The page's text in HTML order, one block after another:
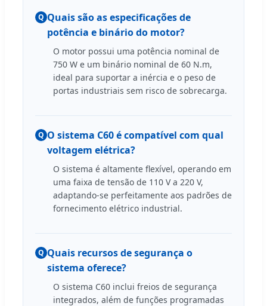
Q Quais são as especificações de
potência e binário do motor?
O motor possui uma potência nominal de
750 W e um binário nominal de 60 N.m,
ideal para suportar a inércia e o peso de
portas industriais sem risco de sobrecarga.
Q O sistema C60 é compatível com qual
voltagem elétrica?
O sistema é altamente flexível, operando em
uma faixa de tensão de 110 V a 220 V,
adaptando-se perfeitamente aos padrões de
fornecimento elétrico industrial.
Q Quais recursos de segurança o
sistema oferece?
O sistema C60 inclui freios de segurança
integrados, além de funções programadas